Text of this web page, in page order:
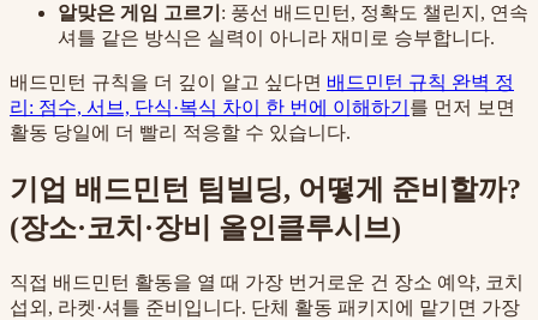
알맞은 게임 고르기 : 풍선 배드민턴, 정확도 챌린지, 연속
셔틀 같은 방식은 실력이 아니라 재미로 승부합니다.
배드민턴 규칙을 더 깊이 알고 싶다면 배드민턴 규칙 완벽 정
리: 점수, 서브, 단식·복식 차이 한 번에 이해하기 를 먼저 보면
활동 당일에 더 빨리 적응할 수 있습니다.
기업 배드민턴 팀빌딩, 어떻게 준비할까?
(장소·코치·장비 올인클루시브)
직접 배드민턴 활동을 열 때 가장 번거로운 건 장소 예약, 코치
섭외, 라켓·셔틀 준비입니다. 단체 활동 패키지에 맡기면 가장